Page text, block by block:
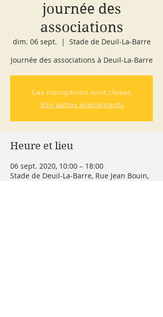
journée des
associations
dim. 06 sept.
  |
Stade de Deuil-La-Barre
Journée des associations à Deuil-La-Barre
Les inscriptions sont closes
Voir autres événements
Heure et lieu
06 sept. 2020, 10:00 – 18:00
Stade de Deuil-La-Barre, Rue Jean Bouin,